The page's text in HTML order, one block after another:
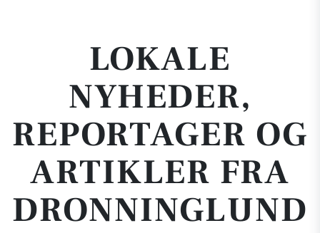
LOKALE
NYHEDER,
REPORTAGER OG
ARTIKLER FRA
DRONNINGLUND